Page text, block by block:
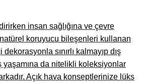
Mobilya Fabrikaları, Mağazaları
Mobilya İmalatçıları, Firmaları
Firmaları, Dekorasyon Firmaları
İmalatçıları, Mağazaları
insan sağlığına ve çevre
koruyucu bileşenleri kullanan
sınırlı kalmayıp dış
yaşamına da nitelikli koleksiyonlar
Açık hava konseptlerinize lüks